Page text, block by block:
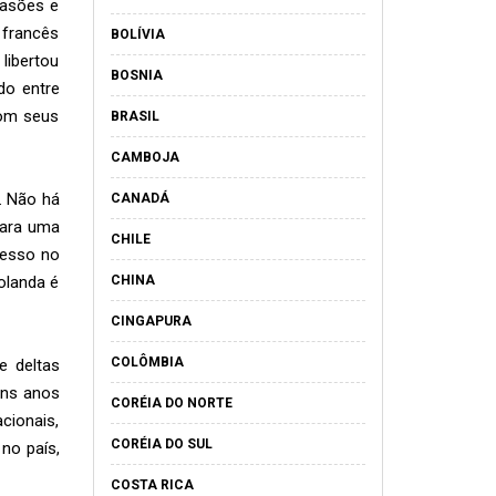
e
entre
seus
Não há
uma
no
é
deltas
anos
país,
BOLÍVIA
BOSNIA
BRASIL
CAMBOJA
CANADÁ
CHILE
CHINA
CINGAPURA
COLÔMBIA
CORÉIA DO NORTE
CORÉIA DO SUL
COSTA RICA